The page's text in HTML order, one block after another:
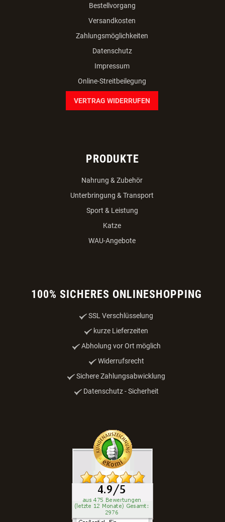
Bestellvorgang
Versandkosten
Zahlungsmöglichkeiten
Datenschutz
Impressum
Online-Streitbeilegung
VERTRAG WIDERRUFEN
PRODUKTE
Nahrung & Zubehör
Unterbringung & Transport
Sport & Leistung
Katze
WAU-Angebote
100% SICHERES ONLINESHOPPING
SSL Verschlüsselung
kurze Lieferzeiten
Abholung vor Ort möglich
Widerrufsrecht
Sichere Zahlungsabwicklung
Datenschutz - Sicherheit